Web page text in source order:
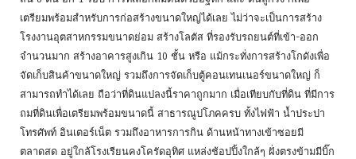
เตรียมพร้อมสำหรับการก่อสร้างขนาดใหญ่ได้เลย ไม่ว่าจะเป็นการสร้าง
โรงงานอุตสาหกรรมขนาดย่อม สร้างโลตัส ที่รองรับรถยนต์ที่เข้า-ออก
จำนวนมาก สร้างอาคารสูงเกิน 10 ชั้น หรือ แม้กระทั่งการสร้างโกดังเพื่อ
จัดเก็บสินค้าขนาดใหญ่ รวมถึงการจัดเก็บตู้คอนเทนเนอร์ขนาดใหญ่ ก็
สามารถทำได้เลย ถือว่าที่ดินแปลงนี้ราคาถูกมาก เมื่อเทียบกับที่ดิน ที่มีการ
ถมที่ดินเพื่อเตรียมพร้อมขนาดนี้ สาธารณูปโภคครบ ทั้งไฟฟ้า น้ำประปา
โทรศัพท์ อินเตอร์เน็ต รวมถึงอาหารการกิน ด้านหน้าทางเข้าซอยมี
ตลาดสด อยู่ใกล้โรงเรียนคงโครัดอุทิศ แหล่งช้อปปิ้งใกล้ๆ ฝั่งตรงข้ามมีบิ๊ก